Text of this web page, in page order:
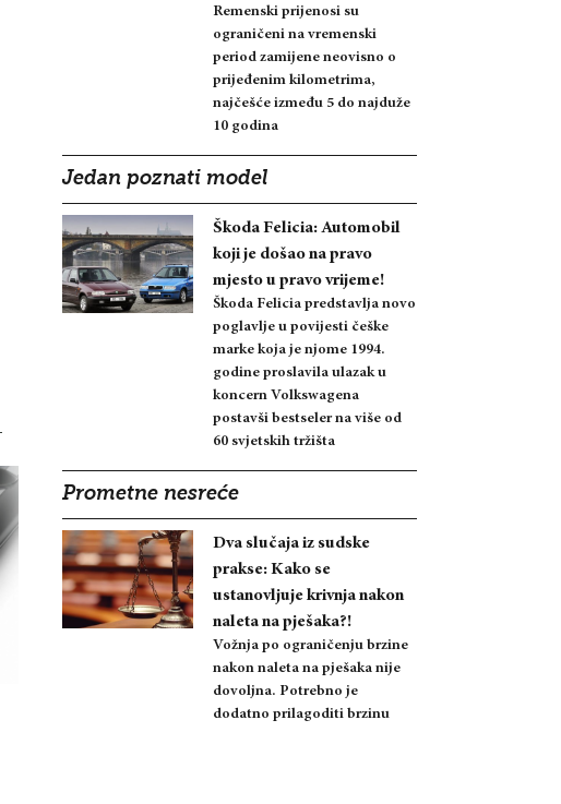
Remenski prijenosi su
ograničeni na vremenski
period zamijene neovisno o
prijeđenim kilometrima,
najčešće između 5 do najduže
10 godina
Jedan poznati model
Škoda Felicia: Automobil
koji je došao na pravo
mjesto u pravo vrijeme!
Škoda Felicia predstavlja novo
poglavlje u povijesti češke
marke koja je njome 1994.
godine proslavila ulazak u
koncern Volkswagena
postavši bestseler na više od
60 svjetskih tržišta
Prometne nesreće
Dva slučaja iz sudske
prakse: Kako se
ustanovljuje krivnja nakon
naleta na pješaka?!
Vožnja po ograničenju brzine
nakon naleta na pješaka nije
dovoljna. Potrebno je
dodatno prilagoditi brzinu